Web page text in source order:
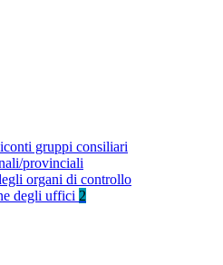
gruppi consiliari
provinciali
organi di controllo
degli uffici 2